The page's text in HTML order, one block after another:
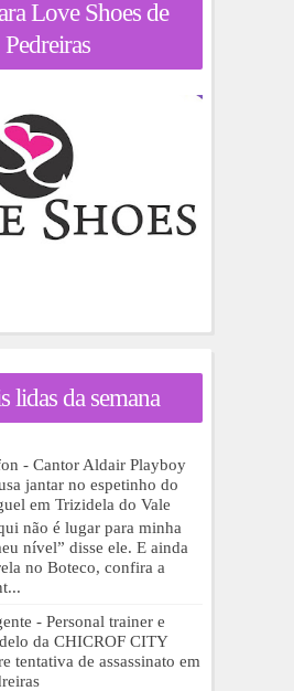
Love Shoes de
Pedreiras
lidas da semana
- Cantor Aldair Playboy
jantar no espetinho do
em Trizidela do Vale
não é lugar para minha
nível” disse ele. E ainda
no Boteco, confira a
- Personal trainer e
da CHICROF CITY
tentativa de assassinato em